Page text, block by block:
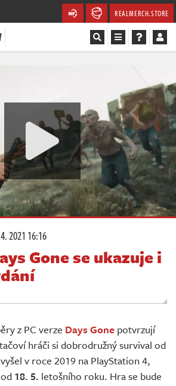
REALMERCH.STORE
2021 16:16
Gone se ukazuje i
z PC verze Days Gone potvrzují
hráči si dobrodružný survival od
v roce 2019 na PlayStation 4,
18. 5. letošního roku. Hra se bude